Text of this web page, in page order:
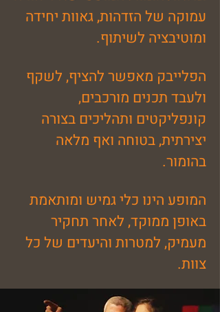
עמוקה של הזדהות, גאוות יחידה
ומוטיבציה לשיתוף.
הפלייבק מאפשר להציף, לשקף
ולעבד תכנים מורכבים,
קונפליקטים ותהליכים בצורה
יצירתית, בטוחה ואף מלאה
בהומור.
המופע הינו כלי גמיש ומותאמת
באופן ממוקד, לאחר תחקיר
מעמיק, למטרות והיעדים של כל
צוות.